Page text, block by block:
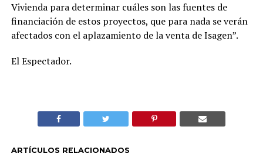
Vivienda para determinar cuáles son las fuentes de
financiación de estos proyectos, que para nada se verán
afectados con el aplazamiento de la venta de Isagen”.
El Espectador.
ARTÍCULOS RELACIONADOS